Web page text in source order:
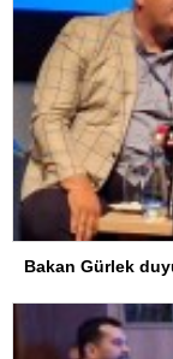
Bakan Gürlek